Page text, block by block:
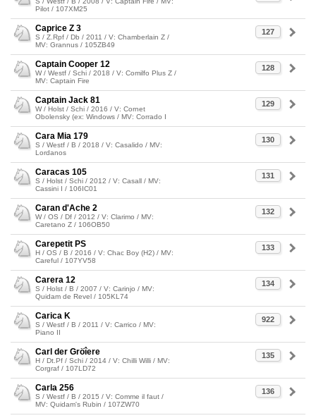
Pilot / 107XM25
127
Caprice Z 3
S / Z.Rpf / Db / 2011 / V: Chamberlain Z /
MV: Grannus / 105ZB49
128
Captain Cooper 12
W / Westf / Schi / 2018 / V: Comilfo Plus Z /
MV: Captain Fire
129
Captain Jack 81
W / Holst / Schi / 2016 / V: Cornet
Obolensky (ex: Windows / MV: Corrado I
130
Cara Mia 179
S / Westf / B / 2018 / V: Casalido / MV:
Lordanos
131
Caracas 105
S / Holst / Schi / 2012 / V: Casall / MV:
Cassini I / 106IC01
132
Caran d'Ache 2
W / OS / Df / 2012 / V: Clarimo / MV:
Caretano Z / 106OB50
133
Carepetit PS
H / OS / B / 2016 / V: Chac Boy (H2) / MV:
Careful / 107YV58
134
Carera 12
S / Holst / B / 2007 / V: Carinjo / MV:
Quidam de Revel / 105KL74
922
Carica K
S / Westf / B / 2011 / V: Carrico / MV:
Piano II
135
Carl der Gröîere
H / Dt.Pf / Schi / 2014 / V: Chilli Willi / MV:
Corgraf / 107LD72
136
Carla 256
S / Westf / B / 2015 / V: Comme il faut /
MV: Quidam's Rubin / 107ZW70